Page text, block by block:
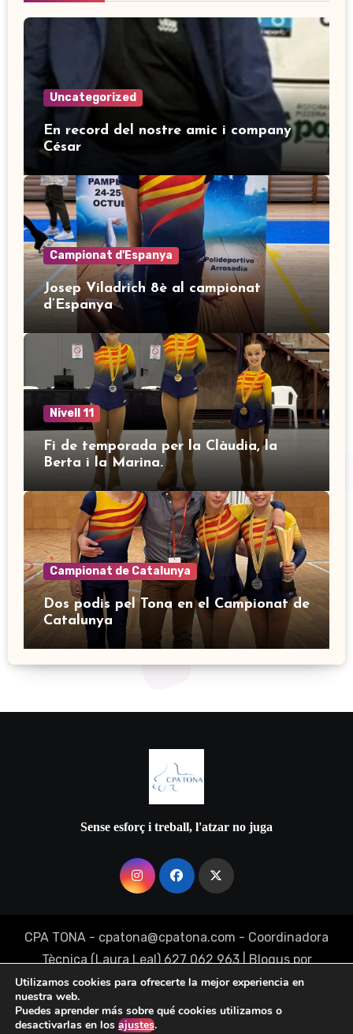
Uncategorized
En record del nostre amic i company
César
Campionat d'Espanya
Josep Viladrich 8è al campionat
d’Espanya
Nivell 11
Fi de temporada per la Clàudia, la
Berta i la Marina.
Campionat de Catalunya
Dos podis pel Tona en el Campionat de
Catalunya
Sense esforç i treball, l'atzar no juga
CPA TONA - cpatona@cpatona.com - Coordinadora
Tècnica (Laura Leal) 627 062 963|Bloguspor
Themeansar.
Utilizamos cookies para ofrecerte la mejor experiencia en
nuestra web.
Puedes aprender más sobre qué cookies utilizamos o
desactivarlas en los ajustes.